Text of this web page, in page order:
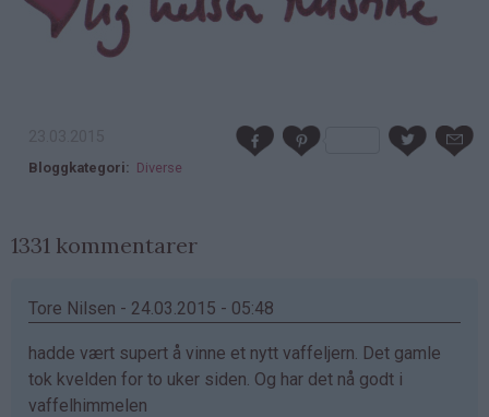
Bloggkategori Diverse
1331 kommentarer
Tore Nilsen - 24.03.2015 - 05:48
hadde vært supert å vinne et nytt vaffeljern. Det gamle
tok kvelden for to uker siden. Og har det nå godt i
vaffelhimmelen